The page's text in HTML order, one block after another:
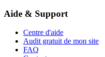
Aide & Support
Centre d'aide
Audit gratuit de mon site
FAQ